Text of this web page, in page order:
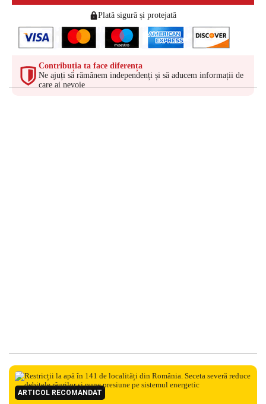
Plată sigură și protejată
Contribuția ta face diferența
Ne ajuți să rămânem independenți și să aducem informații de
care ai nevoie
ARTICOL RECOMANDAT